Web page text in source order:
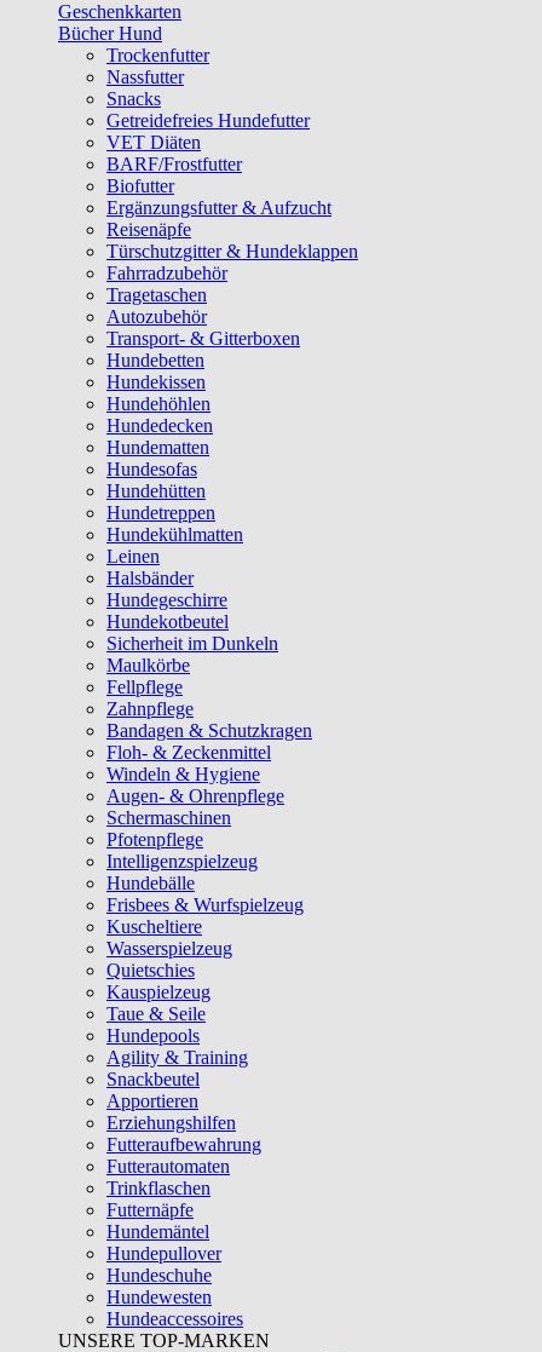
Geschenkkarten
Bücher Hund
Trockenfutter
Nassfutter
Snacks
Getreidefreies Hundefutter
VET Diäten
BARF/Frostfutter
Biofutter
Ergänzungsfutter & Aufzucht
Reisenäpfe
Türschutzgitter & Hundeklappen
Fahrradzubehör
Tragetaschen
Autozubehör
Transport- & Gitterboxen
Hundebetten
Hundekissen
Hundehöhlen
Hundedecken
Hundematten
Hundesofas
Hundehütten
Hundetreppen
Hundekühlmatten
Leinen
Halsbänder
Hundegeschirre
Hundekotbeutel
Sicherheit im Dunkeln
Maulkörbe
Fellpflege
Zahnpflege
Bandagen & Schutzkragen
Floh- & Zeckenmittel
Windeln & Hygiene
Augen- & Ohrenpflege
Schermaschinen
Pfotenpflege
Intelligenzspielzeug
Hundebälle
Frisbees & Wurfspielzeug
Kuscheltiere
Wasserspielzeug
Quietschies
Kauspielzeug
Taue & Seile
Hundepools
Agility & Training
Snackbeutel
Apportieren
Erziehungshilfen
Futteraufbewahrung
Futterautomaten
Trinkflaschen
Futternäpfe
Hundemäntel
Hundepullover
Hundeschuhe
Hundewesten
Hundeaccessoires
UNSERE TOP-MARKEN